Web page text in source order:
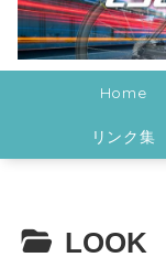
Home
リンク集
LOOK